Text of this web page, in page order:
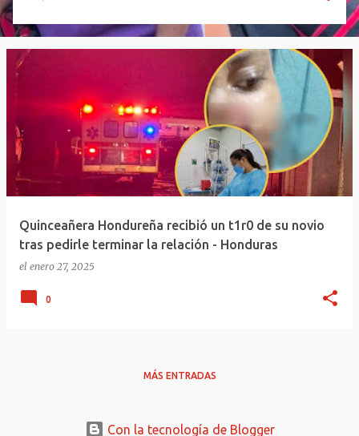
Quinceañera Hondureña recibió un t1r0 de su novio
tras pedirle terminar la relación - Honduras
el enero 27, 2025
0
MÁS ENTRADAS
Con la tecnología de Blogger